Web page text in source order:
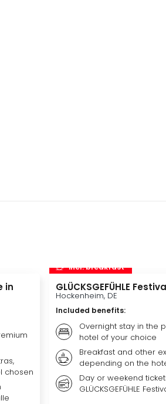
in
chosen
incl. breakfast
GLÜCKSGEFÜHLE
Hockenheim, DE
Included benefits:
Overnight stay in the
hotel of your choice
Breakfast and other
depending on the
Day or weekend
GLÜCKSGEFÜHLE